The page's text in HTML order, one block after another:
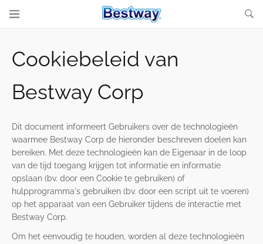
Cookiebeleid van
Bestway Corp
Dit document informeert Gebruikers over de technologieën
waarmee Bestway Corp de hieronder beschreven doelen kan
bereiken. Met deze technologieën kan de Eigenaar in de loop
van de tijd toegang krijgen tot informatie en informatie
opslaan (bv. door een Cookie te gebruiken) of
hulpprogramma's gebruiken (bv. door een script uit te voeren)
op het apparaat van een Gebruiker tijdens de interactie met
Bestway Corp.
Om het eenvoudig te houden, worden al deze technologieën